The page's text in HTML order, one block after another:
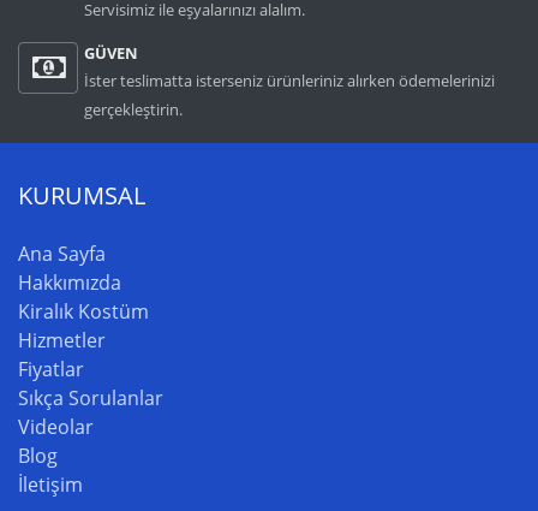
Servisimiz ile eşyalarınızı alalım.
GÜVEN
İster teslimatta isterseniz ürünleriniz alırken ödemelerinizi
gerçekleştirin.
KURUMSAL
Ana Sayfa
Hakkımızda
Kiralık Kostüm
Hizmetler
Fiyatlar
Sıkça Sorulanlar
Videolar
Blog
İletişim